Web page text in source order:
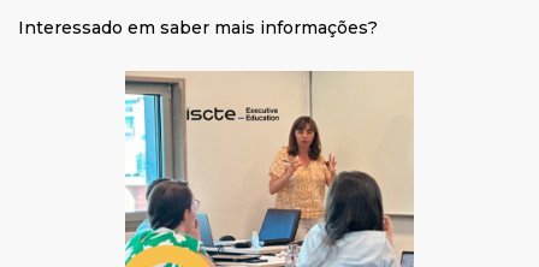
Interessado em saber mais informações?